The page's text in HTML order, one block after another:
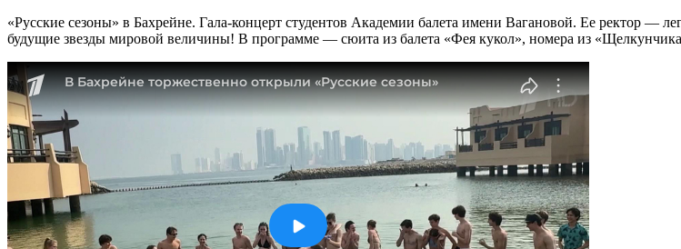
«Русские сезоны» в Бахрейне. Гала-концерт студентов Академии балета имени Вагановой. Ее ректор —
будущие звезды мировой величины! В программе — сюита из балета «Фея кукол», номера из